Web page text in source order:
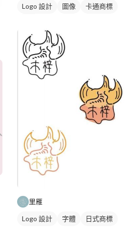
Logo 設計 圖像
卡通商標
里雁
Logo 設計 字體 日式商標